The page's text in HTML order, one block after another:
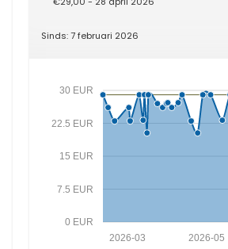
Sinds: 7 februari 2026
0 EUR
7.5 EUR
15 EUR
22.5 EUR
30 EUR
2026-05
2026-03